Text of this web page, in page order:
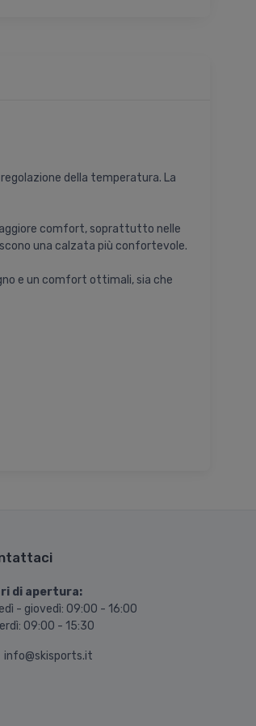
della temperatura. La
comfort, soprattutto nelle
una calzata più confortevole.
e un comfort ottimali, sia che
di apertura:
- giovedì: 09:00 - 16:00
09:00 - 15:30
info@skisports.it